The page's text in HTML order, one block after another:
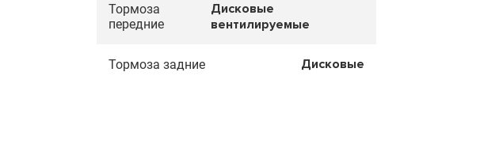
Тормоза
передние
Дисковые
вентилируемые
Тормоза задние Дисковые